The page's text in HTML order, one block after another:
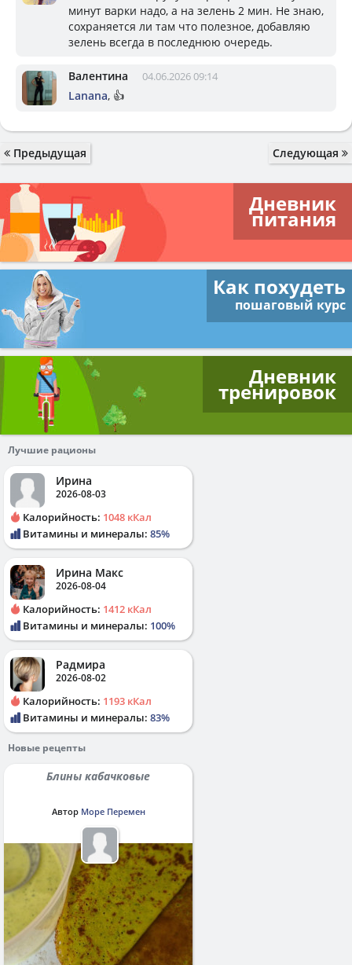
минут варки надо, а на зелень 2 мин. Не знаю,
сохраняется ли там что полезное, добавляю
зелень всегда в последнюю очередь.
Валентина 04.06.2026 09:14
Lanana, 👍
Предыдущая Следующая
Дневник
питания
Как похудеть
пошаговый курс
Дневник
тренировок
Лучшие рационы
Ирина
2026-08-03
Калорийность: 1048 кКал
Витамины и минералы: 85%
Ирина Макс
2026-08-04
Калорийность: 1412 кКал
Витамины и минералы: 100%
Радмира
2026-08-02
Калорийность: 1193 кКал
Витамины и минералы: 83%
Новые рецепты
Блины кабачковые
Автор Море Перемен